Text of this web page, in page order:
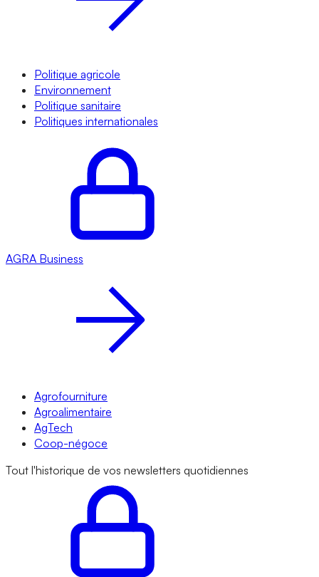
Politique agricole
Environnement
Politique sanitaire
Politiques internationales
AGRA Business
Agrofourniture
Agroalimentaire
AgTech
Coop-négoce
Tout l'historique de vos newsletters quotidiennes